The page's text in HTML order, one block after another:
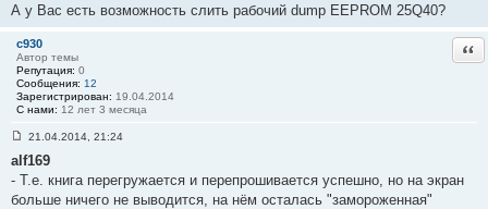
н
и
е
#
5
А у Вас есть возможность слить рабочий dump EEPROM 25Q40?
c930
Автор темы
Репутация: 0
Сообщения: 12
Зарегистрирован: 19.04.2014
С нами: 12 лет 3 месяца
о
о
б
щ
21.04.2014, 21:24
alf169
- Т.е. книга перегружается и перепрошивается успешно, но на экран
больше ничего не выводится, на нём осталась "замороженная"